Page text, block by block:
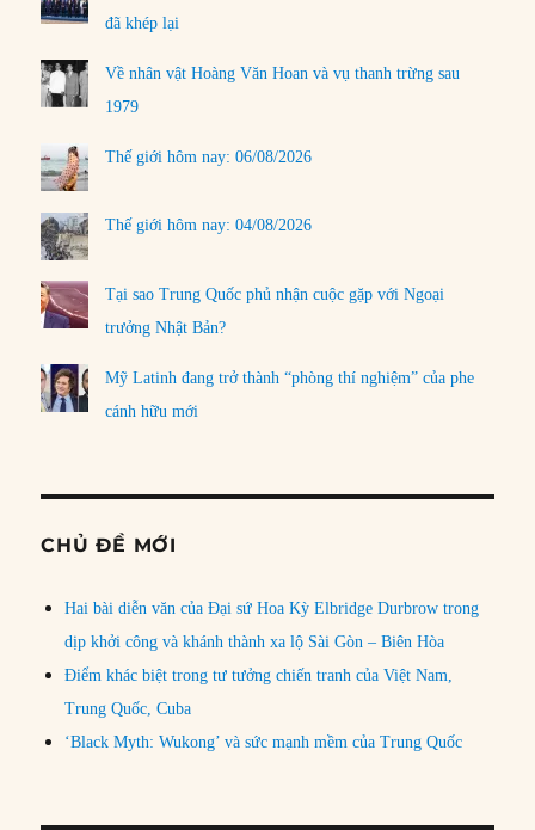
đã khép lại
Về nhân vật Hoàng Văn Hoan và vụ thanh trừng sau
1979
Thế giới hôm nay: 06/08/2026
Thế giới hôm nay: 04/08/2026
Tại sao Trung Quốc phủ nhận cuộc gặp với Ngoại
trưởng Nhật Bản?
Mỹ Latinh đang trở thành “phòng thí nghiệm” của phe
cánh hữu mới
CHỦ ĐỀ MỚI
Hai bài diễn văn của Đại sứ Hoa Kỳ Elbridge Durbrow trong
dịp khởi công và khánh thành xa lộ Sài Gòn – Biên Hòa
Điểm khác biệt trong tư tưởng chiến tranh của Việt Nam,
Trung Quốc, Cuba
‘Black Myth: Wukong’ và sức mạnh mềm của Trung Quốc